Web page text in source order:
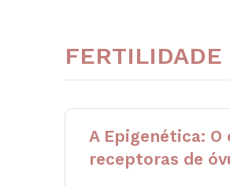
FERTILIDADE
A Epigenética:
receptoras de